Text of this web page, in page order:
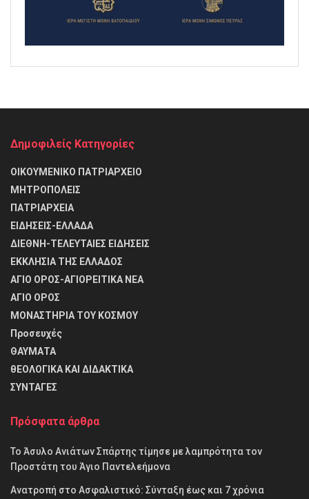
Δημοφιλείς Κατηγορίες
ΟΙΚΟΥΜΕΝΙΚΟ ΠΑΤΡΙΑΡΧΕΙΟ
ΜΗΤΡΟΠΟΛΕΙΣ
ΠΑΤΡΙΑΡΧΕΙΑ
ΕΙΔΗΣΕΙΣ-ΕΛΛΑΔΑ
ΔΙΕΘΝΗ-ΤΕΛΕΥΤΑΙΕΣ ΕΙΔΗΣΕΙΣ
ΕΚΚΛΗΣΙΑ ΤΗΣ ΕΛΛΑΔΟΣ
ΑΓΙΟ ΟΡΟΣ-ΑΓΙΟΡΕΙΤΙΚΑ ΝΕΑ
ΑΓΙΟ ΟΡΟΣ
ΜΟΝΑΣΤΗΡΙΑ ΤΟΥ ΚΟΣΜΟΥ
Προσευχές
ΘΑΥΜΑΤΑ
θΕΟΛΟΓΙΚΑ ΚΑΙ ΔΙΔΑΚΤΙΚΑ
ΣΥΝΤΑΓΕΣ
Πρόσφατα άρθρα
Το Άσυλο Ανιάτων Σπάρτης τίμησε με λαμπρότητα τον
Προστάτη του Άγιο Παντελεήμονα
Ανατροπή στο Ασφαλιστικό: Σύνταξη έως και 7 χρόνια